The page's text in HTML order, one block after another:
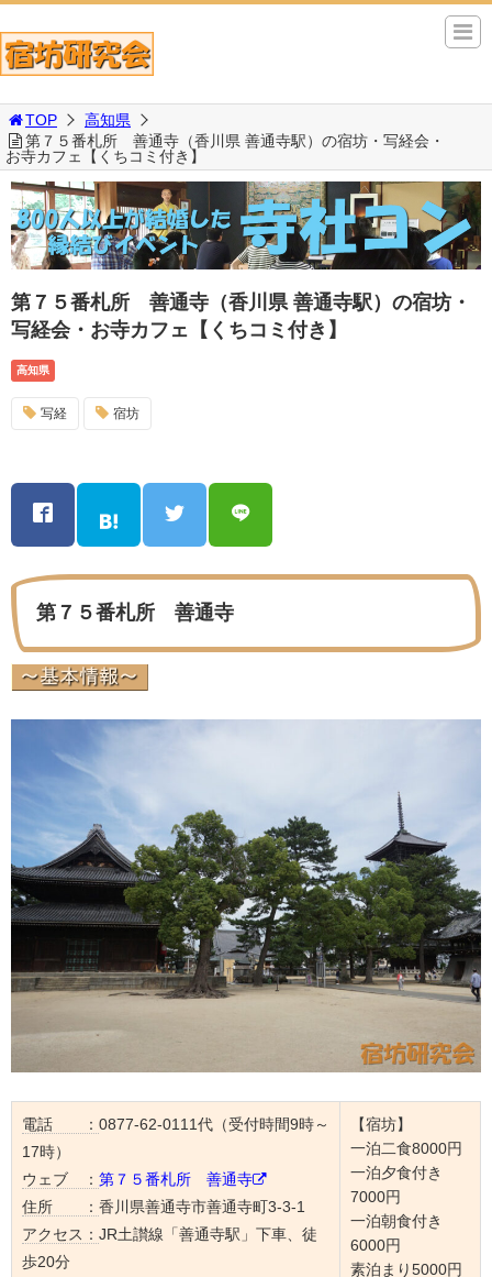
TOP
高知県
第７５番札所 善通寺（香川県 善通寺駅）の宿坊・写経会・
お寺カフェ【くちコミ付き】
第７５番札所 善通寺（香川県 善通寺駅）の宿坊・
写経会・お寺カフェ【くちコミ付き】
高知県
写経 宿坊
第７５番札所 善通寺
電話 ： 0877-62-0111代（受付時間9時～
17時）
ウェブ ： 第７５番札所 善通寺
住所 ： 香川県善通寺市善通寺町3-3-1
アクセス： JR土讃線「善通寺駅」下車、徒
歩20分
【宿坊】
一泊二食8000円
一泊夕食付き
7000円
一泊朝食付き
6000円
素泊まり5000円